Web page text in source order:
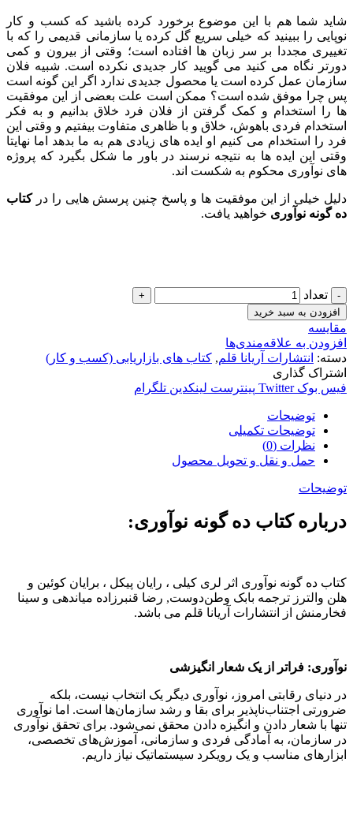
شاید شما هم با این موضوع برخورد کرده باشید که کسب و کار
نوپایی را ببینید که خیلی سریع گل کرده یا سازمانی قدیمی را که با
تغییری مجددا بر سر زبان ها افتاده است؛ وقتی از بیرون و کمی
دورتر نگاه می کنید می گویید کار جدیدی نکرده است. شبیه فلان
سازمان عمل کرده است یا محصول جدیدی ندارد اگر این گونه است
پس چرا موفق شده است؟ ممکن است علت بعضی از این موفقیت
ها را استخدام و کمک گرفتن از فلان فرد خلاق بدانیم و به فکر
استخدام فردی باهوش، خلاق و با ظاهری متفاوت بیفتیم و وقتی این
فرد را استخدام می کنیم او ایده های زیادی هم به ما بدهد اما نهایتا
وقتی این ایده ها به نتیجه نرسند در باور ما شکل بگیرد که پروژه
های نوآوری محکوم به شکست اند.
دلیل خیلی از این موفقیت ها و پاسخ چنین پرسش هایی را درکتاب
ده گونه نوآوری خواهید یافت.
تعداد
افزودن به سبد خرید
مقایسه
افزودن به علاقه‌مندی‌ها
دسته: انتشارات آریانا قلم, کتاب های بازاریابی (کسب و کار)
اشتراک گذاری
فیس بوک Twitter پینترست لینکدین تلگرام
توضیحات
توضیحات تکمیلی
نظرات (0)
حمل و نقل و تحویل محصول
توضیحات
درباره کتاب ده گونه نوآوری:
کتاب ده گونه نوآوری اثر لری کیلی ، رایان پیکل ، برایان کوئین و
هلن والترز ترجمه بابک وطن‌دوست, رضا قنبرزاده میاندهی و سینا
فخارمنش از انتشارات آریانا قلم می باشد.
نوآوری: فراتر از یک شعار انگیزشی
در دنیای رقابتی امروز، نوآوری دیگر یک انتخاب نیست، بلکه
ضرورتی اجتناب‌ناپذیر برای بقا و رشد سازمان‌ها است. اما نوآوری
تنها با شعار دادن و انگیزه دادن محقق نمی‌شود. برای تحقق نوآوری
در سازمان، به آمادگی فردی و سازمانی، آموزش‌های تخصصی،
ابزارهای مناسب و یک رویکرد سیستماتیک نیاز داریم.